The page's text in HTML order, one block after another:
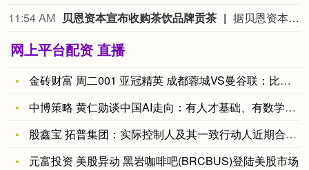
11:54 AM 贝恩资本宣布收购茶饮品牌贡茶 据贝恩资本官网消息，贝恩资本8月5日宣布，已同意从TA Associates及贡茶全球（Gong cha Global）其他股东手中收购茶饮品牌贡茶。具体交易财务条款未披露。在满足惯常交割条件下，交易预计于今年第四季度完成。
网上平台配资 直播
金砖财富 周二001 亚冠精英 成都蓉城VS曼谷联：比分预测
中博策略 黄仁勋谈中国AI走向：有人才基础、有数学文化传统，
股鑫宝 拓普集团：实际控制人及其一致行动人近期合计减持134
元富投资 美股异动 黑岩咖啡吧(BRCBUS)登陆美股市场